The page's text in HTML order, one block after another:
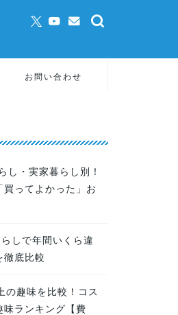
お問い合わせ
し・実家暮らし別！
ってよかった」お
しで年間いくら違
徹底比較
の趣味を比較！コス
味ランキング【費